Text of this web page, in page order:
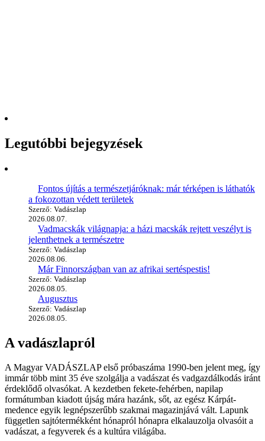
Legutóbbi bejegyzések
Fontos újítás a természetjáróknak: már térképen is láthatók
a fokozottan védett területek
Szerző: Vadászlap
2026.08.07.
Vadmacskák világnapja: a házi macskák rejtett veszélyt is
jelenthetnek a természetre
Szerző: Vadászlap
2026.08.06.
Már Finnországban van az afrikai sertéspestis!
Szerző: Vadászlap
2026.08.05.
Augusztus
Szerző: Vadászlap
2026.08.05.
A vadászlapról
A Magyar VADÁSZLAP első próbaszáma 1990-ben jelent meg, így
immár több mint 35 éve szolgálja a vadászat és vadgazdálkodás iránt
érdeklődő olvasókat. A kezdetben fekete-fehérben, napilap
formátumban kiadott újság mára hazánk, sőt, az egész Kárpát-
medence egyik legnépszerűbb szakmai magazinjává vált. Lapunk
független sajtótermékként hónapról hónapra elkalauzolja olvasóit a
vadászat, a fegyverek és a kultúra világába.